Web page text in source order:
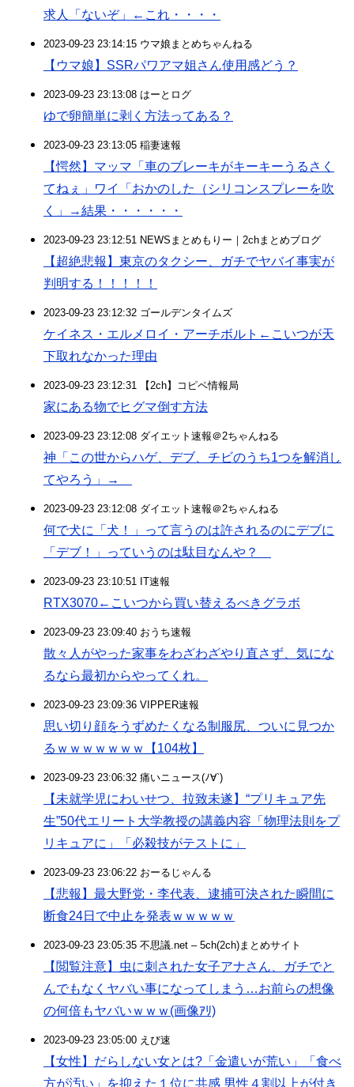
求人「ないぞ」←これ・・・・
2023-09-23 23:14:15 ウマ娘まとめちゃんねる
【ウマ娘】SSRパワアマ姐さん使用感どう？
2023-09-23 23:13:08 はーとログ
ゆで卵簡単に剥く方法ってある？
2023-09-23 23:13:05 稲妻速報
【愕然】マッマ「車のブレーキがキーキーうるさく
てねぇ」ワイ「おかのした（シリコンスプレーを吹
く」→結果・・・・・・
2023-09-23 23:12:51 NEWSまとめもりー｜2chまとめブログ
【超絶悲報】東京のタクシー、ガチでヤバイ事実が
判明する！！！！！
2023-09-23 23:12:32 ゴールデンタイムズ
ケイネス・エルメロイ・アーチボルト←こいつが天
下取れなかった理由
2023-09-23 23:12:31 【2ch】コピペ情報局
家にある物でヒグマ倒す方法
2023-09-23 23:12:08 ダイエット速報＠2ちゃんねる
神「この世からハゲ、デブ、チビのうち1つを解消し
てやろう」→
2023-09-23 23:12:08 ダイエット速報＠2ちゃんねる
何で犬に「犬！」って言うのは許されるのにデブに
「デブ！」っていうのは駄目なんや？
2023-09-23 23:10:51 IT速報
RTX3070←こいつから買い替えるべきグラボ
2023-09-23 23:09:40 おうち速報
散々人がやった家事をわざわざやり直さず、気にな
るなら最初からやってくれ。
2023-09-23 23:09:36 VIPPER速報
思い切り顔をうずめたくなる制服尻、ついに見つか
るｗｗｗｗｗｗｗ【104枚】
2023-09-23 23:06:32 痛いニュース(ﾉ∀`)
【未就学児にわいせつ、拉致未遂】“プリキュア先
生”50代エリート大学教授の講義内容「物理法則をプ
リキュアに」「必殺技がテストに」
2023-09-23 23:06:22 おーるじゃんる
【悲報】最大野党・李代表、逮捕可決された瞬間に
断食24日で中止を発表ｗｗｗｗｗ
2023-09-23 23:05:35 不思議.net – 5ch(2ch)まとめサイト
【閲覧注意】虫に刺された女子アナさん、ガチでと
んでもなくヤバい事になってしまう…お前らの想像
の何倍もヤバいｗｗｗ(画像ｱﾘ)
2023-09-23 23:05:00 えび速
【女性】だらしない女とは?「金遣いが荒い」「食べ
方が汚い」を抑えた１位に共感 男性４割以上が付き